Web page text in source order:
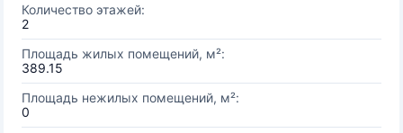
Количество этажей:
2
Площадь жилых помещений, м²:
389.15
Площадь нежилых помещений, м²:
0